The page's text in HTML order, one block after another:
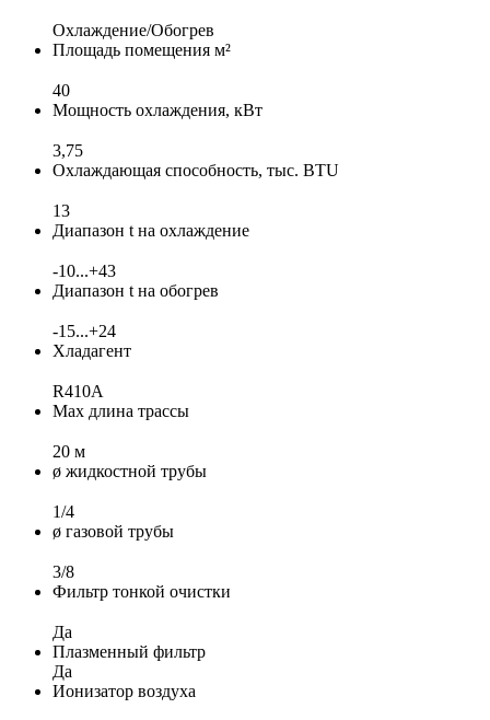
Охлаждение/Обогрев
Площадь помещения м²
40
Мощность охлаждения, кВт
3,75
Охлаждающая способность, тыс. BTU
13
Диапазон t на охлаждение
-10...+43
Диапазон t на обогрев
-15...+24
Хладагент
R410A
Max длина трассы
20 м
ø жидкостной трубы
1/4
ø газовой трубы
3/8
Фильтр тонкой очистки
Да
Плазменный фильтр
Да
Ионизатор воздуха